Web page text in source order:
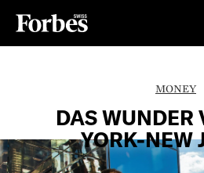
MONEY
DAS WUNDER
YORK-NEW